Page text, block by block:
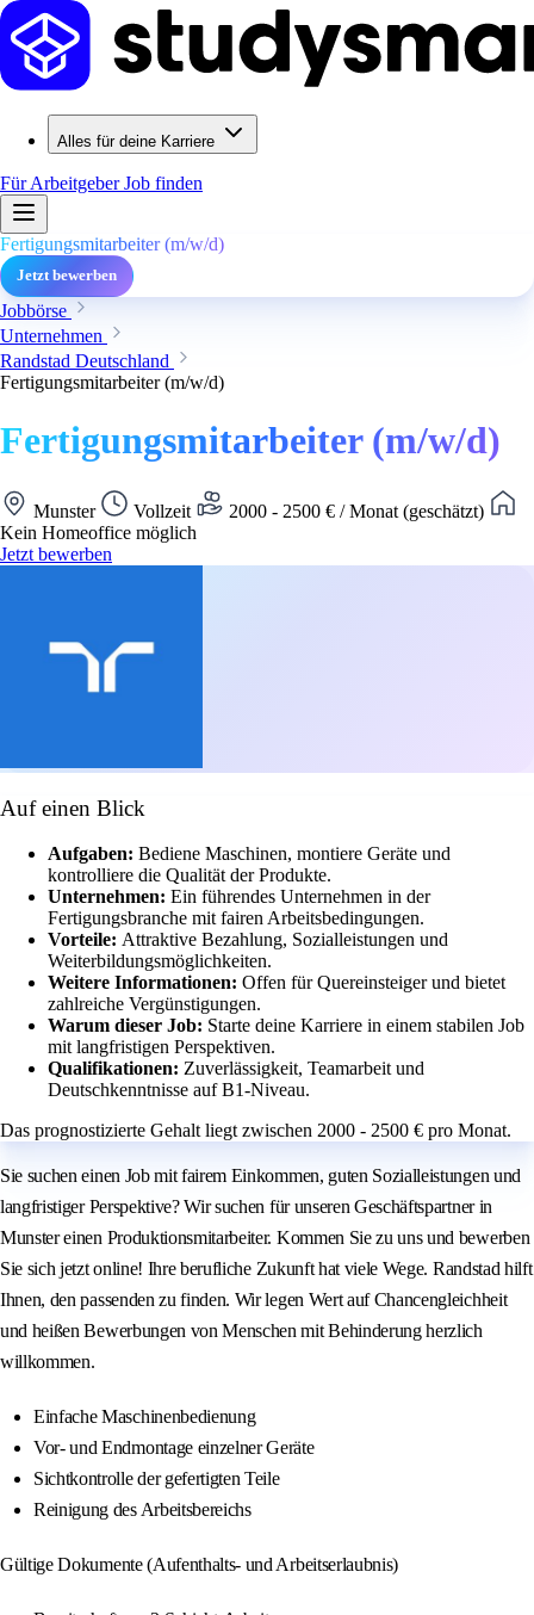
Alles für deine Karriere
Für ArbeitgeberJob finden
Fertigungsmitarbeiter (m/w/d)
Jetzt bewerben
Jobbörse
Unternehmen
Randstad Deutschland
Fertigungsmitarbeiter (m/w/d)
Fertigungsmitarbeiter (m/w/d)
Munster Vollzeit
2000 - 2500 € / Monat (geschätzt)
Kein Homeoffice möglich
Jetzt bewerben
Auf einen Blick
Aufgaben: Bediene Maschinen, montiere Geräte und
kontrolliere die Qualität der Produkte.
Unternehmen: Ein führendes Unternehmen in der
Fertigungsbranche mit fairen Arbeitsbedingungen.
Vorteile: Attraktive Bezahlung, Sozialleistungen und
Weiterbildungsmöglichkeiten.
Weitere Informationen: Offen für Quereinsteiger und bietet
zahlreiche Vergünstigungen.
Warum dieser Job: Starte deine Karriere in einem stabilen Job
mit langfristigen Perspektiven.
Qualifikationen: Zuverlässigkeit, Teamarbeit und
Deutschkenntnisse auf B1-Niveau.
Das prognostizierte Gehalt liegt zwischen 2000 - 2500 € pro Monat.
Sie suchen einen Job mit fairem Einkommen, guten Sozialleistungen und
langfristiger Perspektive? Wir suchen für unseren Geschäftspartner in
Munster einen Produktionsmitarbeiter. Kommen Sie zu uns und bewerben
Sie sich jetzt online! Ihre berufliche Zukunft hat viele Wege. Randstad hilft
Ihnen, den passenden zu finden. Wir legen Wert auf Chancengleichheit
und heißen Bewerbungen von Menschen mit Behinderung herzlich
willkommen.
Einfache Maschinenbedienung
Vor- und Endmontage einzelner Geräte
Sichtkontrolle der gefertigten Teile
Reinigung des Arbeitsbereichs
Gültige Dokumente (Aufenthalts- und Arbeitserlaubnis)